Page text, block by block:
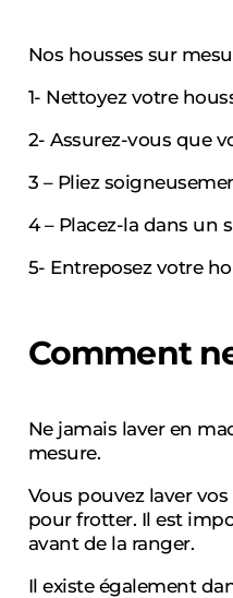
Nos housses sur
1- Nettoyez votre
2- Assurez-vous que
3 – Pliez
4 – Placez-la dans un
5- Entreposez votre
Comment
Ne jamais laver en
mesure.
Vous pouvez laver
pour frotter. Il est
avant de la ranger.
Il existe également